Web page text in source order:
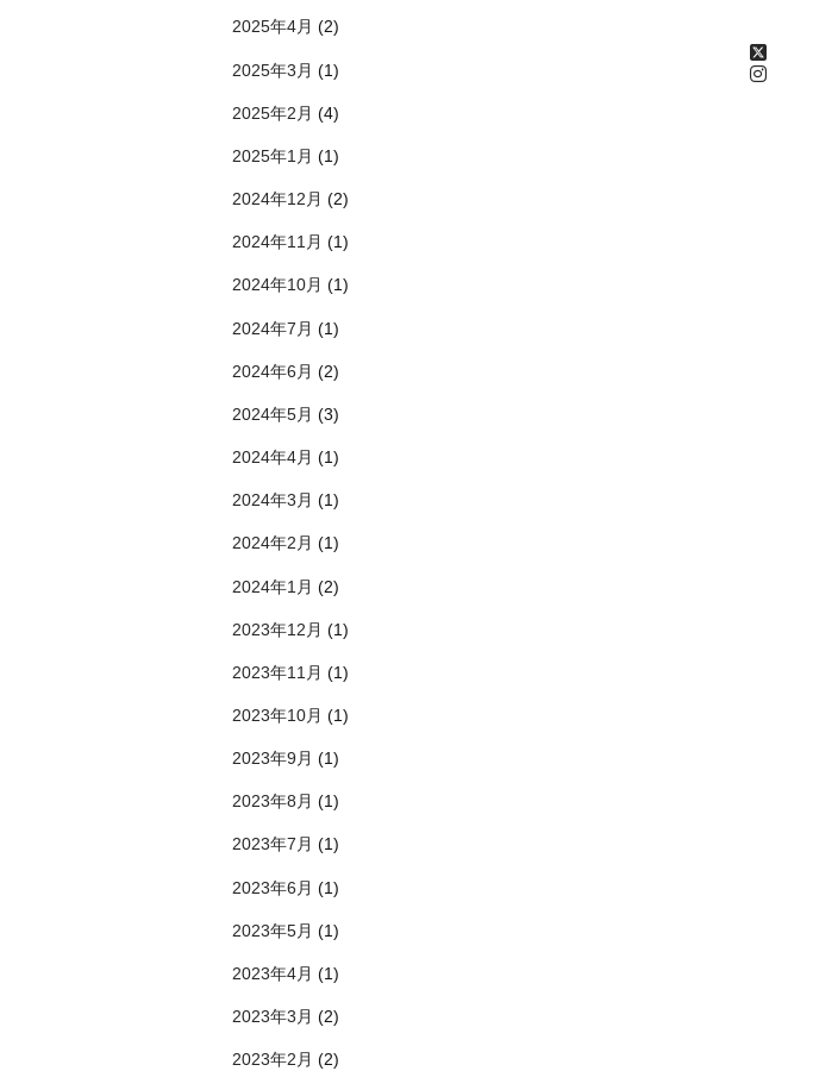
2025年4月 (2)
2025年3月 (1)
2025年2月 (4)
2025年1月 (1)
2024年12月 (2)
2024年11月 (1)
2024年10月 (1)
2024年7月 (1)
2024年6月 (2)
2024年5月 (3)
2024年4月 (1)
2024年3月 (1)
2024年2月 (1)
2024年1月 (2)
2023年12月 (1)
2023年11月 (1)
2023年10月 (1)
2023年9月 (1)
2023年8月 (1)
2023年7月 (1)
2023年6月 (1)
2023年5月 (1)
2023年4月 (1)
2023年3月 (2)
2023年2月 (2)